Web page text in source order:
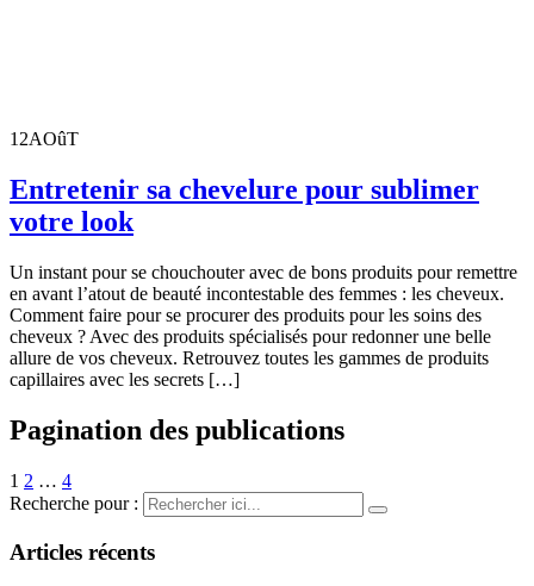
12AOûT
Entretenir sa chevelure pour sublimer
votre look
Un instant pour se chouchouter avec de bons produits pour remettre
en avant l’atout de beauté incontestable des femmes : les cheveux.
Comment faire pour se procurer des produits pour les soins des
cheveux ? Avec des produits spécialisés pour redonner une belle
allure de vos cheveux. Retrouvez toutes les gammes de produits
capillaires avec les secrets […]
Pagination des publications
1 2 … 4
Recherche pour :
Articles récents